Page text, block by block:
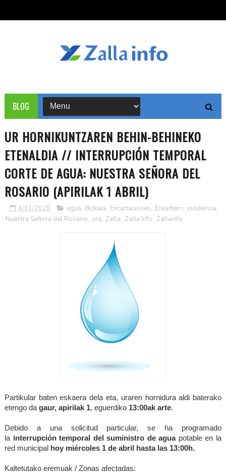
BLOG
UR HORNIKUNTZAREN BEHIN-BEHINEKO
ETENALDIA // INTERRUPCIÓN TEMPORAL
CORTE DE AGUA: NUESTRA SEÑORA DEL
ROSARIO (APIRILAK 1 ABRIL)
4/01/2020 agua, Bizkaia, Encartaciones, Enkarterri, incidencia,
Nuestra Señora del Rosario, ura, Zalla, Zalla Info, Zallainfo
Partikular baten eskaera dela eta, uraren hornidura aldi baterako
etengo da gaur, apirilak 1, eguerdiko 13:00ak arte.
Debido a una solicitud particular, se ha programado
la interrupción temporal del suministro de aguapotable en la
red municipal hoy miércoles 1 de abril hasta las 13:00h.
Kaltetutako eremuak / Zonas afectadas: